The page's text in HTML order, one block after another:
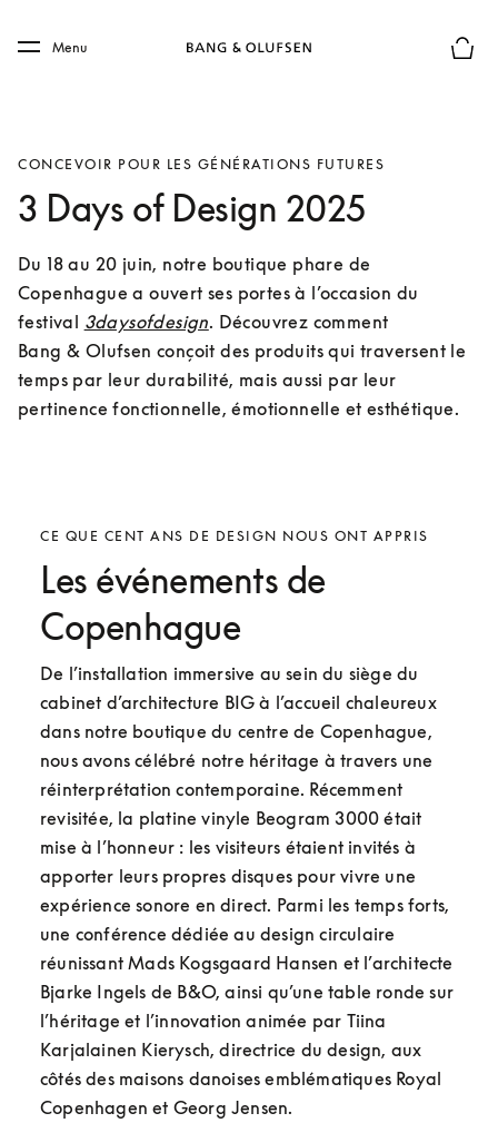
Skip to main footer
Menu
CONCEVOIR POUR LES GÉNÉRATIONS FUTURES
3 Days of Design 2025
Du 18 au 20 juin, notre boutique phare de
Copenhague a ouvert ses portes à l’occasion du
festival 3daysofdesign. Découvrez comment
Bang & Olufsen conçoit des produits qui traversent le
temps par leur durabilité, mais aussi par leur
pertinence fonctionnelle, émotionnelle et esthétique.
CE QUE CENT ANS DE DESIGN NOUS ONT APPRIS
Les événements de
Copenhague
De l’installation immersive au sein du siège du
cabinet d’architecture BIG à l’accueil chaleureux
dans notre boutique du centre de Copenhague,
nous avons célébré notre héritage à travers une
réinterprétation contemporaine. Récemment
revisitée, la platine vinyle Beogram 3000 était
mise à l’honneur : les visiteurs étaient invités à
apporter leurs propres disques pour vivre une
expérience sonore en direct. Parmi les temps forts,
une conférence dédiée au design circulaire
réunissant Mads Kogsgaard Hansen et l’architecte
Bjarke Ingels de B&O, ainsi qu’une table ronde sur
l’héritage et l’innovation animée par Tiina
Karjalainen Kierysch, directrice du design, aux
côtés des maisons danoises emblématiques Royal
Copenhagen et Georg Jensen.